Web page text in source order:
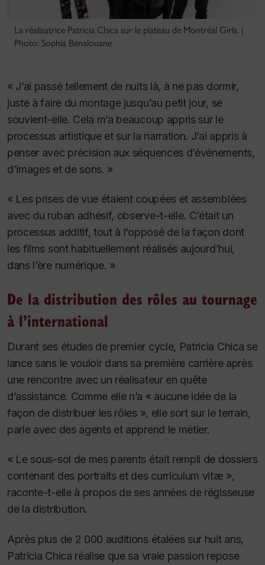
La réalisatrice Patricia Chica sur le plateau de Montréal Girls. |
Photo: Sophia Benalouane
« J’ai passé tellement de nuits là, à ne pas dormir,
juste à faire du montage jusqu’au petit jour, se
souvient-elle. Cela m’a beaucoup appris sur le
processus artistique et sur la narration. J’ai appris à
penser avec précision aux séquences d’événements,
d’images et de sons. »
« Les prises de vue étaient coupées et assemblées
avec du ruban adhésif, observe-t-elle. C’était un
processus additif, tout à l’opposé de la façon dont
les films sont habituellement réalisés aujourd’hui,
dans l’ère numérique. »
De la distribution des rôles au tournage
à l’international
Durant ses études de premier cycle, Patricia Chica se
lance sans le vouloir dans sa première carrière après
une rencontre avec un réalisateur en quête
d’assistance. Comme elle n’a « aucune idée de la
façon de distribuer les rôles », elle sort sur le terrain,
parle avec des agents et apprend le métier.
« Le sous-sol de mes parents était rempli de dossiers
contenant des portraits et des curriculum vitæ »,
raconte-t-elle à propos de ses années de régisseuse
de la distribution.
Après plus de 2 000 auditions étalées sur huit ans,
Patricia Chica réalise que sa vraie passion repose